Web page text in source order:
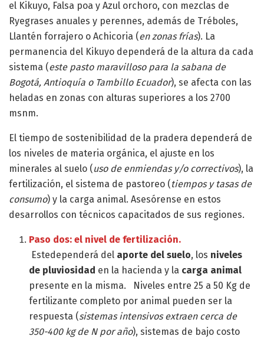
el Kikuyo, Falsa poa y Azul orchoro, con mezclas de
Ryegrases anuales y perennes, además de Tréboles,
Llantén forrajero o Achicoria (en zonas frías). La
permanencia del Kikuyo dependerá de la altura da cada
sistema (este pasto maravilloso para la sabana de
Bogotá, Antioquía o Tambillo Ecuador), se afecta con las
heladas en zonas con alturas superiores a los 2700
msnm.
El tiempo de sostenibilidad de la pradera dependerá de
los niveles de materia orgánica, el ajuste en los
minerales al suelo (uso de enmiendas y/o correctivos), la
fertilización, el sistema de pastoreo (tiempos y tasas de
consumo) y la carga animal. Asesórense en estos
desarrollos con técnicos capacitados de sus regiones.
Paso dos: el nivel de fertilización.
Estedependerá del aporte del suelo, los niveles
de pluviosidad en la hacienda y la carga animal
presente en la misma. Niveles entre 25 a 50 Kg de
fertilizante completo por animal pueden ser la
respuesta (sistemas intensivos extraen cerca de
350-400 kg de N por año), sistemas de bajo costo